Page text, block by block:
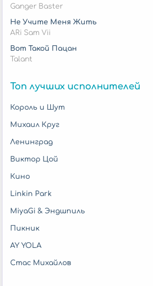
Ganger Baster
Не Учите Меня Жить
ARi Sam Vii
Вот Такой Пацан
Talant
Топ лучших исполнителей
Король и Шут
Михаил Круг
Ленинград
Виктор Цой
Кино
Linkin Park
MiyaGi & Эндшпиль
Пикник
AY YOLA
Стас Михайлов